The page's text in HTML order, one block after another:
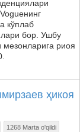
кўплаб
бор. Ушбу
риоя
ҳикоя
1268 Marta o'qildi